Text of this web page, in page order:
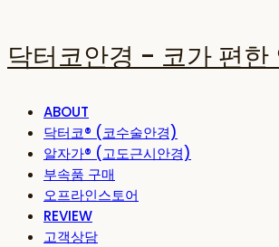
닥터코안경 - 코가 편한
ABOUT
닥터코® (코수술안경)
알자가® (고도근시안경)
부속품 구매
오프라인스토어
REVIEW
고객상담